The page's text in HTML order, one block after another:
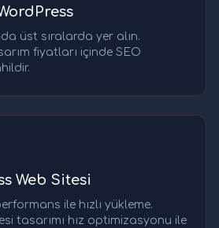
üst sıralarda yer alın.
fiyatları içinde SEO
Web Sitesi
ile hızlı yükleme.
tasarımı hız optimizasyonu ile